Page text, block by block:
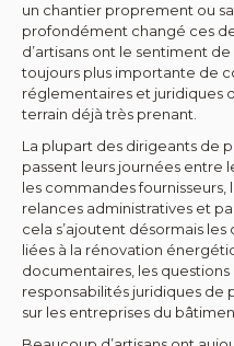
un chantier proprement ou
profondément changé ces
d’artisans ont le sentiment
toujours plus importante de
réglementaires et juridiques
terrain déjà très prenant.
La plupart des dirigeants de
passent leurs journées entre
les commandes fournisseurs,
relances administratives et
cela s’ajoutent désormais
liées à la rénovation
documentaires, les questions
responsabilités juridiques de
sur les entreprises du